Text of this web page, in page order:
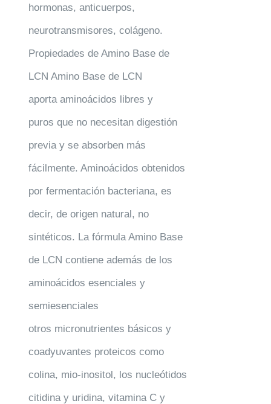
hormonas, anticuerpos,
neurotransmisores, colágeno.
Propiedades de Amino Base de
LCN Amino Base de LCN
aporta aminoácidos libres y
puros que no necesitan digestión
previa y se absorben más
fácilmente. Aminoácidos obtenidos
por fermentación bacteriana, es
decir, de origen natural, no
sintéticos. La fórmula Amino Base
de LCN contiene además de los
aminoácidos esenciales y
semiesenciales
otros micronutrientes básicos y
coadyuvantes proteicos como
colina, mio-inositol, los nucleótidos
citidina y uridina, vitamina C y